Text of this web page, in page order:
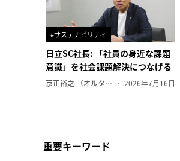
#サステナビリティ
日立SC社長: 「社員の身近な課題
意識」を社会課題解決につなげる
京正裕之 （オルタナ副編集長） 2026年7月16日
重要キーワード